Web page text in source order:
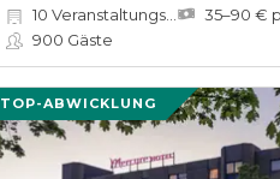
10 Veranstaltungsräume
900 Gäste
TOP-ABWICKLUNG